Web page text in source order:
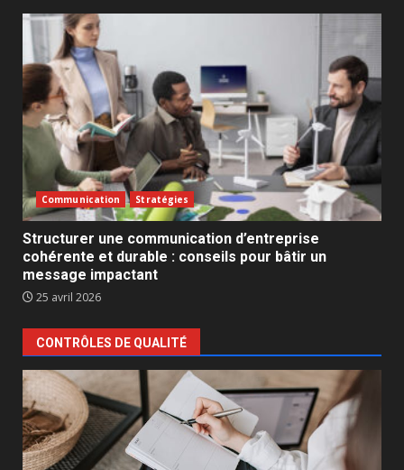
Communication Stratégies
Structurer une communication d’entreprise
cohérente et durable : conseils pour bâtir un
message impactant
25 avril 2026
CONTRÔLES DE QUALITÉ